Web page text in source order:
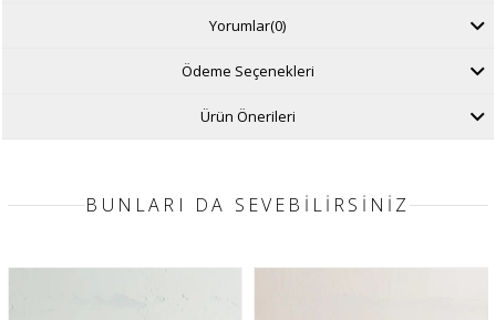
Yorumlar(0)
Ödeme Seçenekleri
Ürün Önerileri
BUNLARI DA SEVEBILIRSINIZ